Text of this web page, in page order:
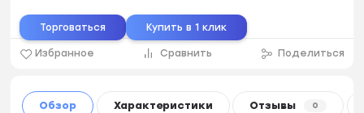
Избранное Сравнить Поделиться
Торговаться Купить в 1 клик
Обзор Характеристики Отзывы 0